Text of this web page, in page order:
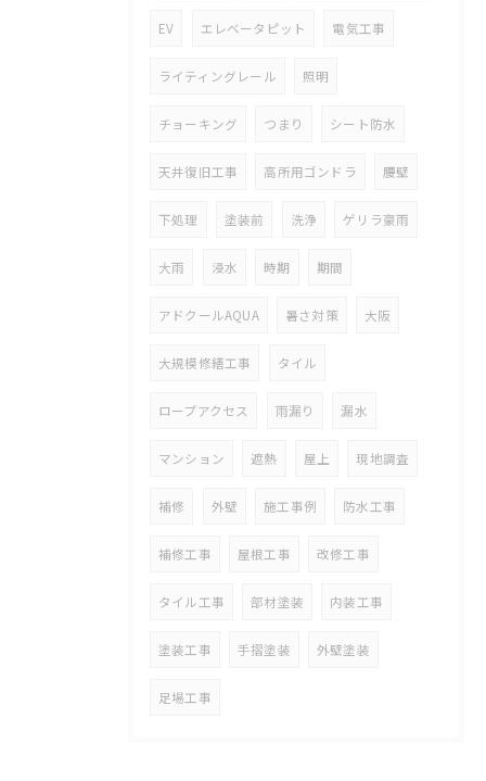
EV エレベータピット 電気工事
ライティングレール 照明
チョーキング つまり シート防水
天井復旧工事 高所用ゴンドラ 腰壁
下処理 塗装前 洗浄 ゲリラ豪雨
大雨 浸水 時期 期間
アドクールAQUA 暑さ対策 大阪
大規模修繕工事 タイル
ロープアクセス 雨漏り 漏水
マンション 遮熱 屋上 現地調査
補修 外壁 施工事例 防水工事
補修工事 屋根工事 改修工事
タイル工事 部材塗装 内装工事
塗装工事 手摺塗装 外壁塗装
足場工事